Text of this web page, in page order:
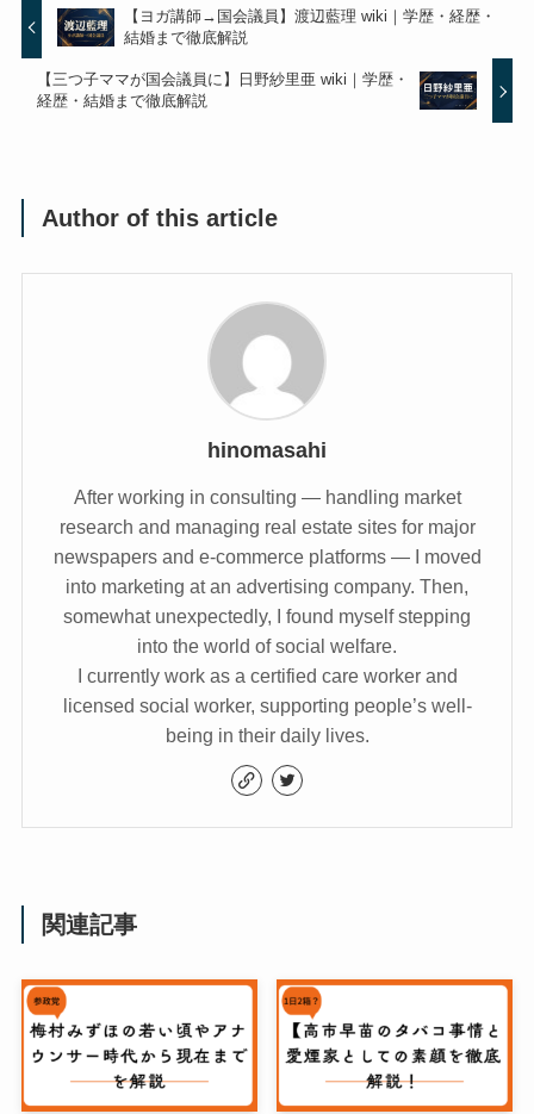
【ヨガ講師→国会議員】渡辺藍理 wiki｜学歴・経歴・
結婚まで徹底解説
【三つ子ママが国会議員に】日野紗里亜 wiki｜学歴・
経歴・結婚まで徹底解説
Author of this article
hinomasahi
After working in consulting — handling market
research and managing real estate sites for major
newspapers and e-commerce platforms — I moved
into marketing at an advertising company. Then,
somewhat unexpectedly, I found myself stepping
into the world of social welfare.
I currently work as a certified care worker and
licensed social worker, supporting people’s well-
being in their daily lives.
関連記事